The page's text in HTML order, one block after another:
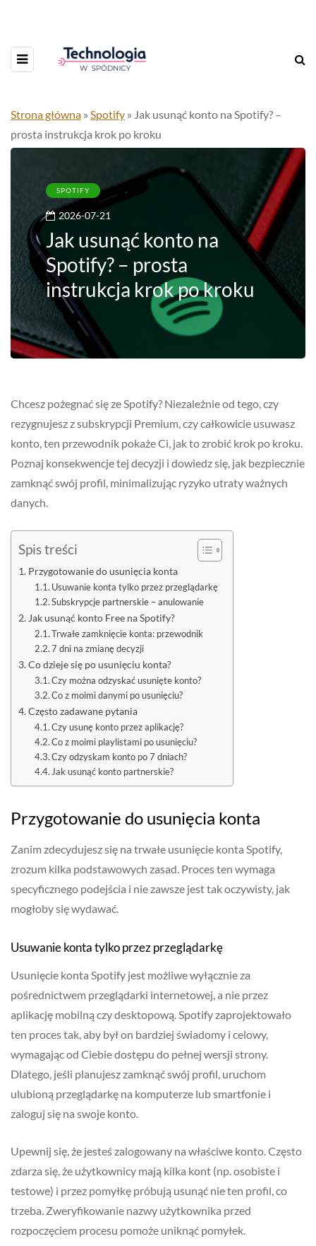
Strona główna » Spotify » Jak usunąć konto na Spotify? –
prosta instrukcja krok po kroku
SPOTIFY
2026-07-21
Jak usunąć konto na
Spotify? – prosta
instrukcja krok po kroku
Chcesz pożegnać się ze Spotify? Niezależnie od tego, czy
rezygnujesz z subskrypcji Premium, czy całkowicie usuwasz
konto, ten przewodnik pokaże Ci, jak to zrobić krok po kroku.
Poznaj konsekwencje tej decyzji i dowiedz się, jak bezpiecznie
zamknąć swój profil, minimalizując ryzyko utraty ważnych
danych.
Spis treści
Przygotowanie do usunięcia konta
Usuwanie konta tylko przez przeglądarkę
Subskrypcje partnerskie – anulowanie
Jak usunąć konto Free na Spotify?
Trwałe zamknięcie konta: przewodnik
7 dni na zmianę decyzji
Co dzieje się po usunięciu konta?
Czy można odzyskać usunięte konto?
Co z moimi danymi po usunięciu?
Często zadawane pytania
Czy usunę konto przez aplikację?
Co z moimi playlistami po usunięciu?
Czy odzyskam konto po 7 dniach?
Jak usunąć konto partnerskie?
Przygotowanie do usunięcia konta
Zanim zdecydujesz się na trwałe usunięcie konta Spotify,
zrozum kilka podstawowych zasad. Proces ten wymaga
specyficznego podejścia i nie zawsze jest tak oczywisty, jak
mogłoby się wydawać.
Usuwanie konta tylko przez przeglądarkę
Usunięcie konta Spotify jest możliwe wyłącznie za
pośrednictwem przeglądarki internetowej, a nie przez
aplikację mobilną czy desktopową. Spotify zaprojektowało
ten proces tak, aby był on bardziej świadomy i celowy,
wymagając od Ciebie dostępu do pełnej wersji strony.
Dlatego, jeśli planujesz zamknąć swój profil, uruchom
ulubioną przeglądarkę na komputerze lub smartfonie i
zaloguj się na swoje konto.
Upewnij się, że jesteś zalogowany na właściwe konto. Często
zdarza się, że użytkownicy mają kilka kont (np. osobiste i
testowe) i przez pomyłkę próbują usunąć nie ten profil, co
trzeba. Zweryfikowanie nazwy użytkownika przed
rozpoczęciem procesu pomoże uniknąć pomyłek.